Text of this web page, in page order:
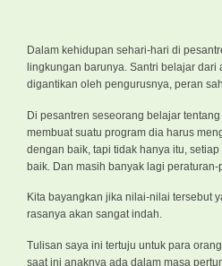
Dalam kehidupan sehari-hari di
lingkungan barunya. Santri belajar
digantikan oleh pengurusnya, peran
Di pesantren seseorang belajar
membuat suatu program dia harus
dengan baik, tapi tidak hanya itu,
baik. Dan masih banyak lagi
Kita bayangkan jika nilai-nilai tersebut
rasanya akan sangat indah.
Tulisan saya ini tertuju untuk para
saat ini anaknya ada dalam masa